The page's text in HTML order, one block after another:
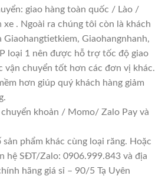
giao hàng toàn quốc / Lào /
xe . Ngoài ra chúng tôi còn là khách
Giaohangtietkiem, Giaohangnhanh,
loại 1 nên được hỗ trợ tốc độ giao
vận chuyển tốt hơn các đơn vị khác.
hơn giúp quý khách hàng giảm
khoản / Momo/ Zalo Pay và
phẩm khác cùng loại răng. Hoặc
hệ SĐT/Zalo: 0906.999.843 và địa
hãng giá sỉ – 90/5 Tạ Uyên